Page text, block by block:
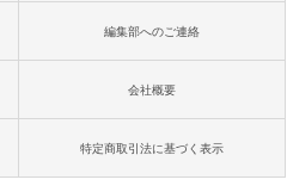
編集部へのご連絡
会社概要
特定商取引法に基づく表示